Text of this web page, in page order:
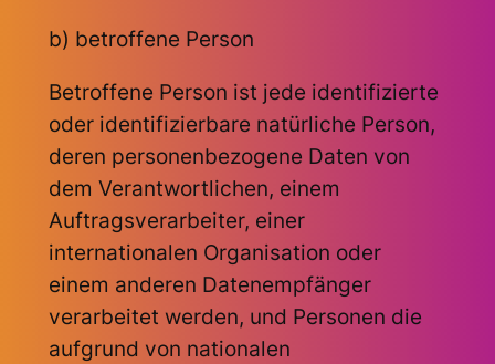
b) betroffene Person
Betroffene Person ist jede identifizierte
oder identifizierbare natürliche Person,
deren personenbezogene Daten von
dem Verantwortlichen, einem
Auftragsverarbeiter, einer
internationalen Organisation oder
einem anderen Datenempfänger
verarbeitet werden, und Personen die
aufgrund von nationalen